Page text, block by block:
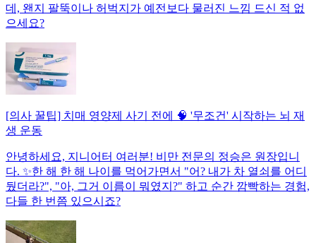
데, 왠지 팔뚝이나 허벅지가 예전보다 물러진 느낌 드신 적 없
으세요?
[의사 꿀팁] 치매 영양제 사기 전에 🧠 '무조건' 시작하는 뇌 재
생 운동
안녕하세요, 지니어터 여러분! 비만 전문의 정승은 원장입니
다. ✨한 해 한 해 나이를 먹어가면서 "어? 내가 차 열쇠를 어디
뒀더라?", "아, 그거 이름이 뭐였지?" 하고 순간 깜빡하는 경험,
다들 한 번쯤 있으시죠?